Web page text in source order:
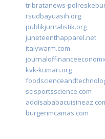
tribratanews-
rsudbayuasih.org
publikjurnalistik.org
juneteenthapparel.net
italywarm.com
kvk-kumari.org
scisportsscience.com
burgerimcamas.com